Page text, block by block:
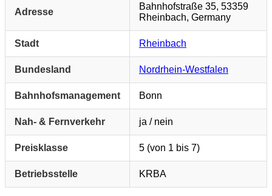
Adresse
Bahnhofstraße 35, 53359
Rheinbach, Germany
Stadt Rheinbach
Bundesland Nordrhein-Westfalen
Bahnhofsmanagement Bonn
Nah- & Fernverkehr ja / nein
Preisklasse 5 (von 1 bis 7)
Betriebsstelle KRBA